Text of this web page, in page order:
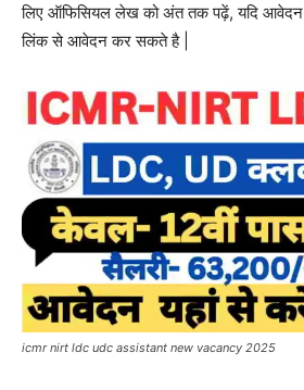
लिए ऑफिसियल लेख को अंत तक पढ़ें, यदि आवेदन
लिंक से आवेदन कर सकते है |
icmr nirt ldc udc assistant new vacancy 2025